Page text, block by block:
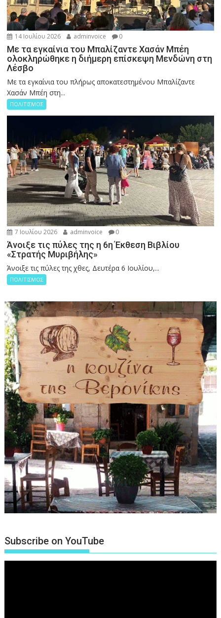
14 Ιουλίου 2026 adminvoice 0
Με τα εγκαίνια του Μπαλίζαντε Χασάν Μπέη
ολοκληρώθηκε η διήμερη επίσκεψη Μενδώνη στη
Λέσβο
Με τα εγκαίνια του πλήρως αποκατεστημένου Μπαλίζαντε
Χασάν Μπέη στη...
ΠΟΛΙΤΙΣΜΟΣ
7 Ιουλίου 2026 adminvoice 0
Άνοιξε τις πύλες της η 6η Έκθεση Βιβλίου
«Στρατής Μυριβήλης»
Άνοιξε τις πύλες της χθες, Δευτέρα 6 Ιουλίου,...
ΠΟΛΙΤΙΣΜΟΣ
Subscribe on YouTube